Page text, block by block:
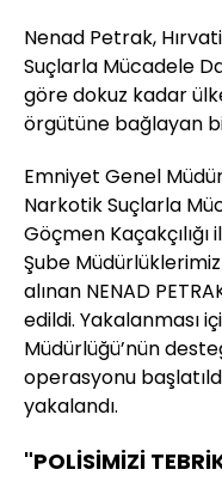
Nenad Petrak,
Suçlarla Mücadele
göre dokuz kadar
örgütüne bağlayan
Emniyet Genel
Narkotik Suçlarla
Göçmen
Şube
alınan NENAD
edildi. Yakalanması
Müdürlüğü’nün
operasyonu
yakalandı.
"POLİSİMİZİ